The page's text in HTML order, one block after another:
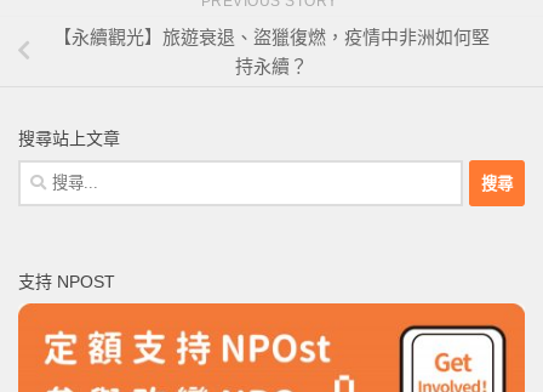
【永續觀光】旅遊衰退、盜獵復燃，疫情中非洲如何堅
持永續？
搜尋站上文章
搜
尋
字:
支持 NPOST